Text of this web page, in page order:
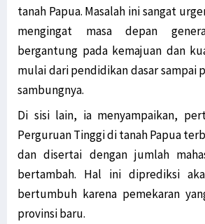
tanah Papua. Masalah ini sangat
mengingat masa depan
bergantung pada kemajuan dan
mulai dari pendidikan dasar sampai
sambungnya.
Di sisi lain, ia menyampaikan,
Perguruan Tinggi di tanah Papua
dan disertai dengan jumlah
bertambah. Hal ini diprediksi
bertumbuh karena pemekaran
provinsi baru.